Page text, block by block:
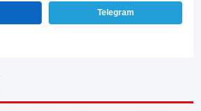
Telegram